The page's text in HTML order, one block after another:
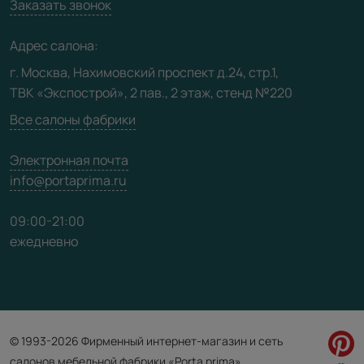
Юридическая информация
Видео
Карта сайта
Заказать звонок
Адрес салона:
г. Москва, Нахимовский проспект д.24, стр.1,
ТВК «Экспострой», 2 пав., 2 этаж, стенд №220
Все салоны фабрики
Электронная почта
info@portaprima.ru
09:00-21:00
ежедневно
© 1993-2026 Фирменный интернет-магазин и сеть